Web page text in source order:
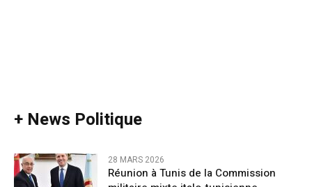
+ News Politique
28 MARS 2026
Réunion à Tunis de la Commission